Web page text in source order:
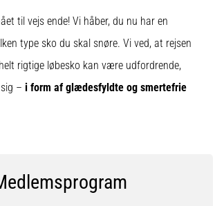
til vejs ende! Vi håber, du nu har en
type sko du skal snøre. Vi ved, at rejsen
rigtige løbesko kan være udfordrende,
– i form af glædesfyldte og smertefrie